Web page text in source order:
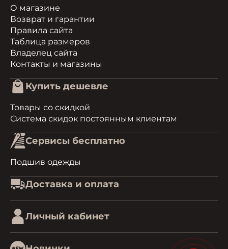
О магазине
Возврат и гарантии
Правила сайта
Таблица размеров
Владелец сайта
Контакты и магазины
Купить дешевле
Товары со скидкой
Система скидок постоянным клиентам
Сервисы бесплатно
Подшив одежды
Доставка и оплата
Личный кабинет